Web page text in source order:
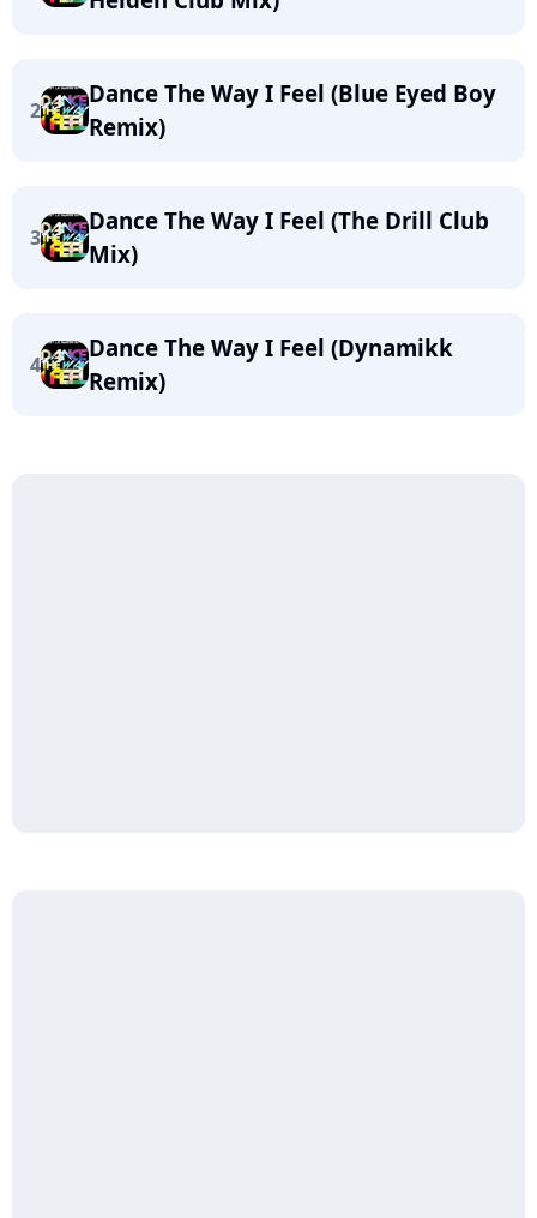
2
Dance The Way I Feel (Blue Eyed Boy
Remix)
3
Dance The Way I Feel (The Drill Club
Mix)
4
Dance The Way I Feel (Dynamikk
Remix)